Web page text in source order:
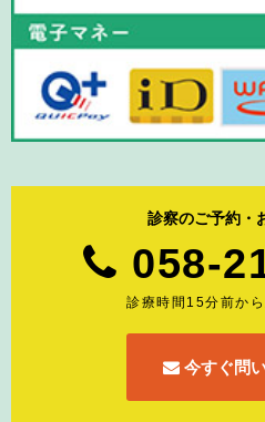
診察のご予約・
058-
診療時間15分前から
今すぐ問